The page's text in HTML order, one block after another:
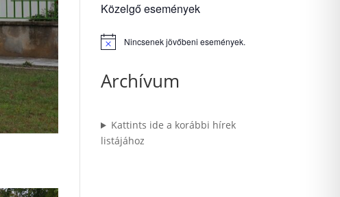
Közelgő események
Notice Nincsenek jövőbeni események.
Archívum
Kattints ide a korábbi hírek
listájához